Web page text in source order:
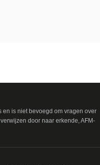
is niet bevoegd om vragen over
door naar erkende, AFM-